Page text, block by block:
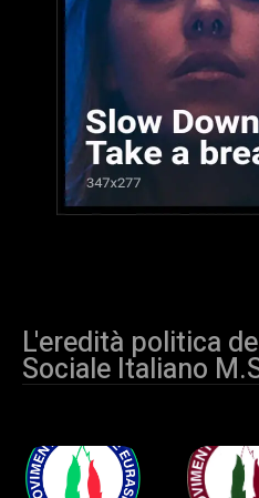
L'eredità politica
Sociale Italiano